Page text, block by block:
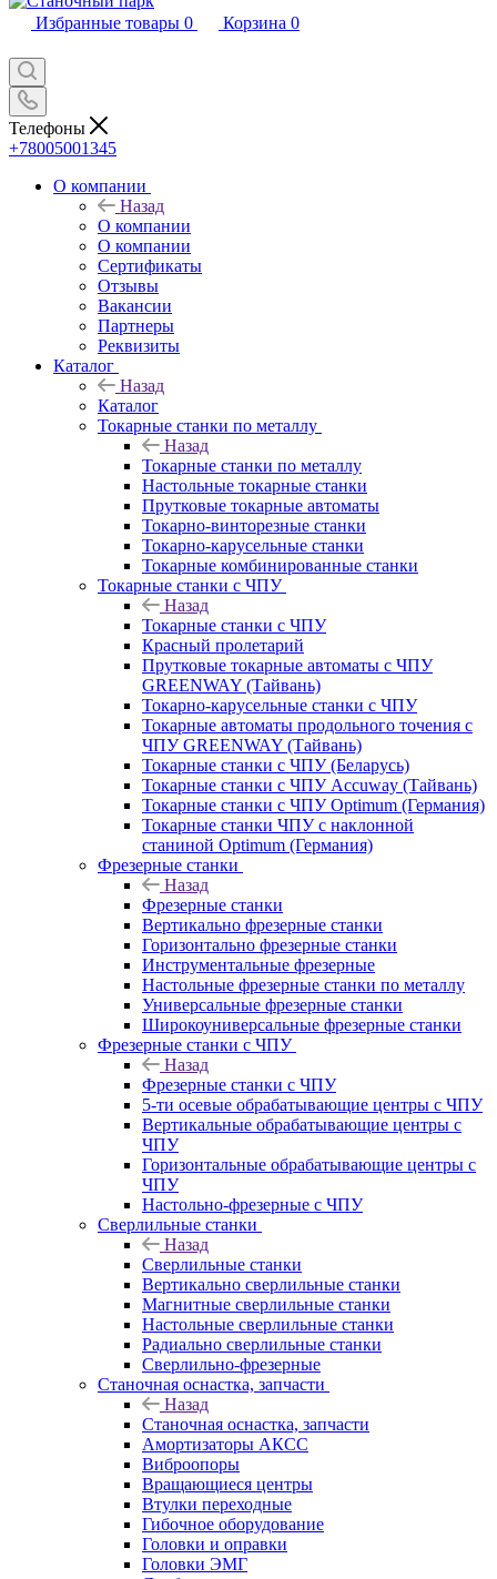
Избранные товары 0 Корзина 0
Телефоны
+78005001345
О компании
Назад
О компании
О компании
Сертификаты
Отзывы
Вакансии
Партнеры
Реквизиты
Каталог
Назад
Каталог
Токарные станки по металлу
Назад
Токарные станки по металлу
Настольные токарные станки
Прутковые токарные автоматы
Токарно-винторезные станки
Токарно-карусельные станки
Токарные комбинированные станки
Токарные станки с ЧПУ
Назад
Токарные станки с ЧПУ
Красный пролетарий
Прутковые токарные автоматы с ЧПУ
GREENWAY (Тайвань)
Токарно-карусельные станки с ЧПУ
Токарные автоматы продольного точения с
ЧПУ GREENWAY (Тайвань)
Токарные станки с ЧПУ (Беларусь)
Токарные станки с ЧПУ Accuway (Тайвань)
Токарные станки с ЧПУ Optimum (Германия)
Токарные станки ЧПУ с наклонной
станиной Optimum (Германия)
Фрезерные станки
Назад
Фрезерные станки
Вертикально фрезерные станки
Горизонтально фрезерные станки
Инструментальные фрезерные
Настольные фрезерные станки по металлу
Универсальные фрезерные станки
Широкоуниверсальные фрезерные станки
Фрезерные станки с ЧПУ
Назад
Фрезерные станки с ЧПУ
5-ти осевые обрабатывающие центры с ЧПУ
Вертикальные обрабатывающие центры с
ЧПУ
Горизонтальные обрабатывающие центры с
ЧПУ
Настольно-фрезерные с ЧПУ
Сверлильные станки
Назад
Сверлильные станки
Вертикально сверлильные станки
Магнитные сверлильные станки
Настольные сверлильные станки
Радиально сверлильные станки
Сверлильно-фрезерные
Станочная оснастка, запчасти
Назад
Станочная оснастка, запчасти
Амортизаторы АКСС
Виброопоры
Вращающиеся центры
Втулки переходные
Гибочное оборудование
Головки и оправки
Головки ЭМГ